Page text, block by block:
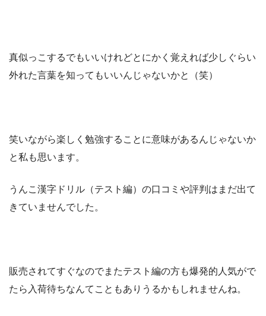
真似っこするでもいいけれどとにかく覚えれば少しぐらい
外れた言葉を知ってもいいんじゃないかと（笑）
笑いながら楽しく勉強することに意味があるんじゃないか
と私も思います。
うんこ漢字ドリル（テスト編）の口コミや評判はまだ出て
きていませんでした。
販売されてすぐなのでまたテスト編の方も爆発的人気がで
たら入荷待ちなんてこともありうるかもしれませんね。